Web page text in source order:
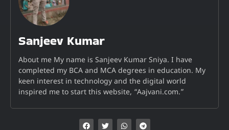
Sanjeev Kumar
About me My name is Sanjeev Kumar Sniya. I have
completed my BCA and MCA degrees in education. My
keen interest in technology and the digital world
inspired me to start this website, “Aajvani.com.”